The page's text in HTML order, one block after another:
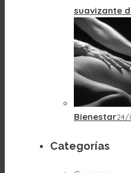
suavizante
Bienestar24/
Categorías